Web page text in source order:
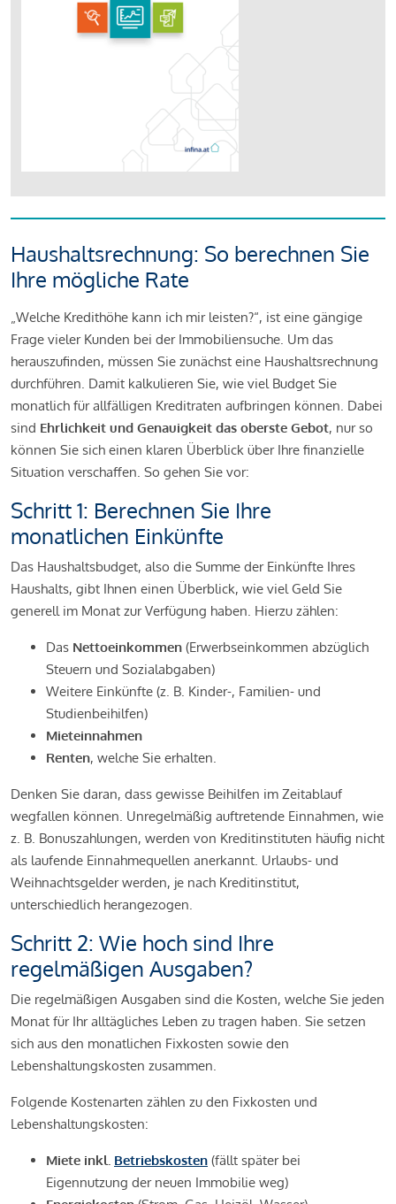
Haushaltsrechnung: So berechnen Sie
Ihre mögliche Rate
„Welche Kredithöhe kann ich mir leisten?“, ist eine gängige
Frage vieler Kunden bei der Immobiliensuche. Um das
herauszufinden, müssen Sie zunächst eine Haushaltsrechnung
durchführen. Damit kalkulieren Sie, wie viel Budget Sie
monatlich für allfälligen Kreditraten aufbringen können. Dabei
sind Ehrlichkeit und Genauigkeit das oberste Gebot, nur so
können Sie sich einen klaren Überblick über Ihre finanzielle
Situation verschaffen. So gehen Sie vor:
Schritt 1: Berechnen Sie Ihre
monatlichen Einkünfte
Das Haushaltsbudget, also die Summe der Einkünfte Ihres
Haushalts, gibt Ihnen einen Überblick, wie viel Geld Sie
generell im Monat zur Verfügung haben. Hierzu zählen:
Das Nettoeinkommen (Erwerbseinkommen abzüglich
Steuern und Sozialabgaben)
Weitere Einkünfte (z. B. Kinder-, Familien- und
Studienbeihilfen)
Mieteinnahmen
Renten, welche Sie erhalten.
Denken Sie daran, dass gewisse Beihilfen im Zeitablauf
wegfallen können. Unregelmäßig auftretende Einnahmen, wie
z. B. Bonuszahlungen, werden von Kreditinstituten häufig nicht
als laufende Einnahmequellen anerkannt. Urlaubs- und
Weihnachtsgelder werden, je nach Kreditinstitut,
unterschiedlich herangezogen.
Schritt 2: Wie hoch sind Ihre
regelmäßigen Ausgaben?
Die regelmäßigen Ausgaben sind die Kosten, welche Sie jeden
Monat für Ihr alltägliches Leben zu tragen haben. Sie setzen
sich aus den monatlichen Fixkosten sowie den
Lebenshaltungskosten zusammen.
Folgende Kostenarten zählen zu den Fixkosten und
Lebenshaltungskosten:
Miete inkl. Betriebskosten (fällt später bei
Eigennutzung der neuen Immobilie weg)